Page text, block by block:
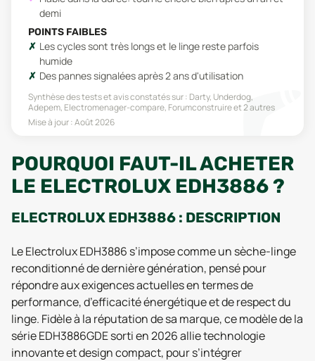
demi
POINTS FAIBLES
Les cycles sont très longs et le linge reste parfois
humide
Des pannes signalées après 2 ans d'utilisation
Synthèse des tests et avis constatés sur : Darty, Underdog,
Adepem, Electromenager-compare, Forumconstruireet 2 autres
Mise à jour :Août 2026
POURQUOI FAUT-IL ACHETER
LE ELECTROLUX EDH3886 ?
ELECTROLUX EDH3886 : DESCRIPTION
Le Electrolux EDH3886 s’impose comme un sèche-linge
reconditionné de dernière génération, pensé pour
répondre aux exigences actuelles en termes de
performance, d’efficacité énergétique et de respect du
linge. Fidèle à la réputation de sa marque, ce modèle de la
série EDH3886GDE sorti en 2026 allie technologie
innovante et design compact, pour s’intégrer